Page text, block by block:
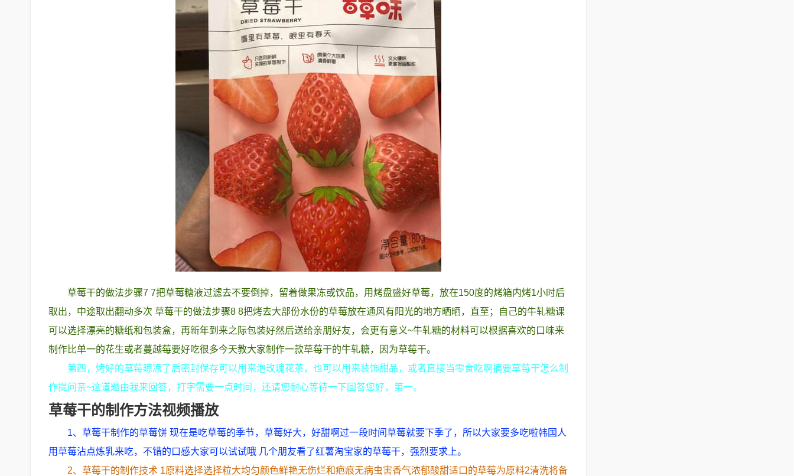
草莓干的做法步骤7 7把草莓糖液过滤去不要倒掉，留着做果冻或饮品，用烤盘盛好草莓，放在150度的烤箱内烤1小时后
取出，中途取出翻动多次 草莓干的做法步骤8 8把烤去大部份水份的草莓放在通风有阳光的地方晒晒，直至；自己的牛轧糖课
可以选择漂亮的糖纸和包装盒，再新年到来之际包装好然后送给亲朋好友，会更有意义~牛轧糖的材料可以根据喜欢的口味来
制作比单一的花生或者蔓越莓要好吃很多今天教大家制作一款草莓干的牛轧糖，因为草莓干。
第四，烤好的草莓晾凉了后密封保存可以用来泡玫瑰花茶，也可以用来装饰甜品，或者直接当零食吃啊摘要草莓干怎么制
作提问亲~这道题由我来回答，打字需要一点时间，还请您耐心等待一下回答您好，第一。
草莓干的制作方法视频播放
1、草莓干制作的草莓饼 现在是吃草莓的季节，草莓好大，好甜啊过一段时间草莓就要下季了，所以大家要多吃啦韩国人
用草莓沾点炼乳来吃，不错的口感大家可以试试哦 几个朋友看了红薯淘宝家的草莓干，强烈要求上。
2、草莓干的制作技术 1原料选择选择粒大均匀颜色鲜艳无伤烂和疤痕无病虫害香气浓郁酸甜适口的草莓为原料2清洗将备